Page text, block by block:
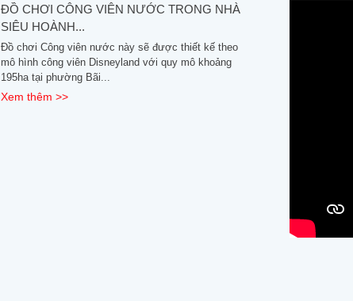
ĐỒ CHƠI CÔNG VIÊN NƯỚC TRONG NHÀ
SIÊU HOÀNH...
Đồ chơi Công viên nước này sẽ được thiết kế theo
mô hình công viên Disneyland với quy mô khoảng
195ha tại phường Bãi...
Xem thêm >>